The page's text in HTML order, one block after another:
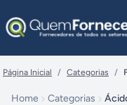
Página Inicial / Categorias /
Home Categorias